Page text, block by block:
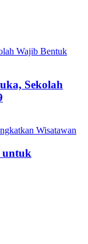
Sekolah
untuk